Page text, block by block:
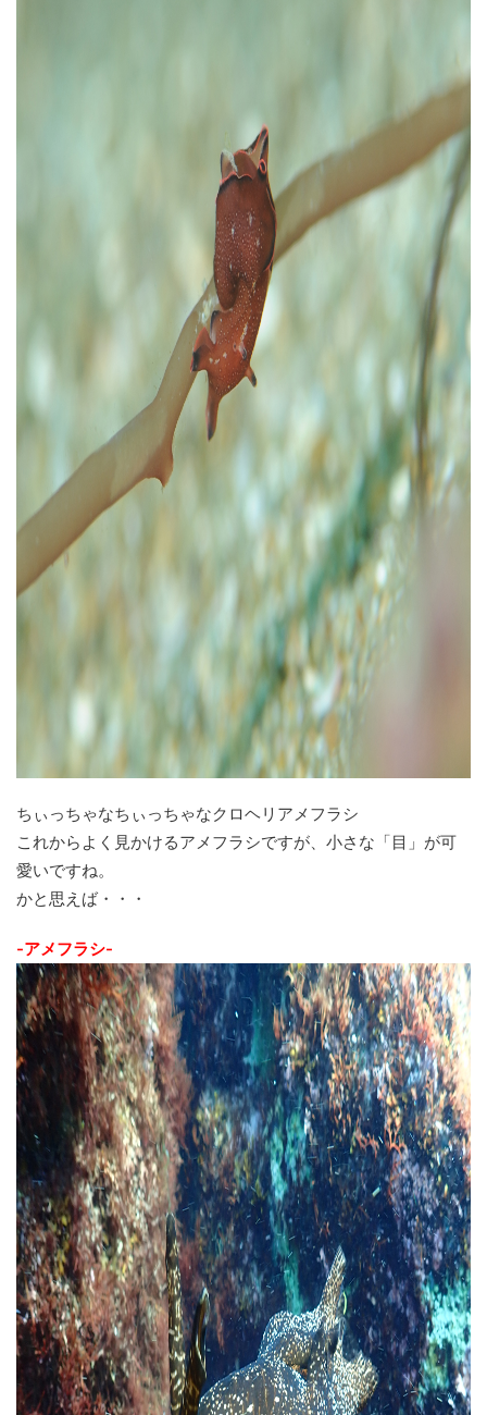
ちぃっちゃなちぃっちゃなクロヘリアメフラシ
これからよく見かけるアメフラシですが、小さな「目」が可
愛いですね。
かと思えば・・・
-アメフラシ-